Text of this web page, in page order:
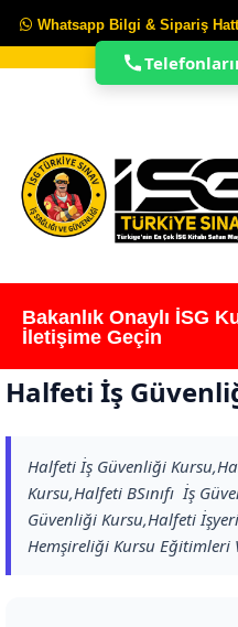
Whatsapp Bilgi & Sipariş
Bakanlık Onaylı İSG
İletişime Geçin
Halfeti İş
Halfeti İş Güvenliği
Kursu,Halfeti BSınıfı İş
Güvenliği Kursu,Halfeti
Hemşireliği Kursu Eğitimleri